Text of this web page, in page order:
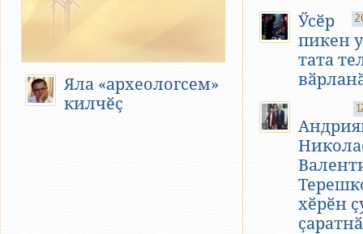
Яла «археологсем»
килчӗҫ
Ӳсӗр
пикен
тата
хӗрӗн
ҫаратнӑ